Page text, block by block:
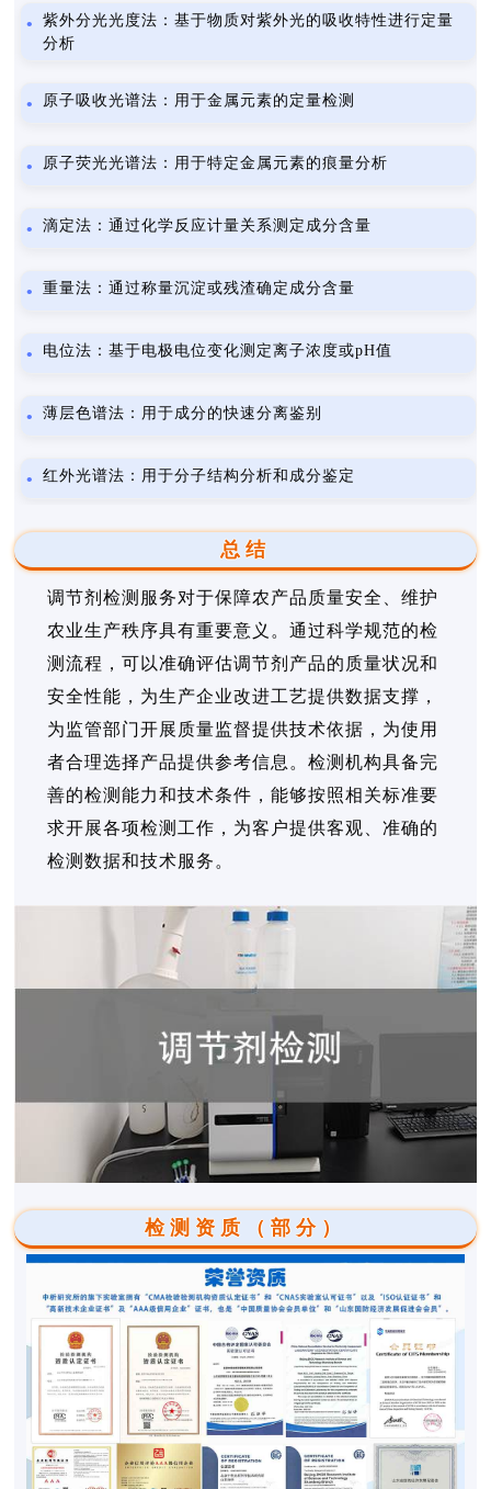
紫外分光光度法：基于物质对紫外光的吸收特性进行定量
分析
原子吸收光谱法：用于金属元素的定量检测
原子荧光光谱法：用于特定金属元素的痕量分析
滴定法：通过化学反应计量关系测定成分含量
重量法：通过称量沉淀或残渣确定成分含量
电位法：基于电极电位变化测定离子浓度或pH值
薄层色谱法：用于成分的快速分离鉴别
红外光谱法：用于分子结构分析和成分鉴定
总结
调节剂检测服务对于保障农产品质量安全、维护
农业生产秩序具有重要意义。通过科学规范的检
测流程，可以准确评估调节剂产品的质量状况和
安全性能，为生产企业改进工艺提供数据支撑，
为监管部门开展质量监督提供技术依据，为使用
者合理选择产品提供参考信息。检测机构具备完
善的检测能力和技术条件，能够按照相关标准要
求开展各项检测工作，为客户提供客观、准确的
检测数据和技术服务。
检测资质（部分）